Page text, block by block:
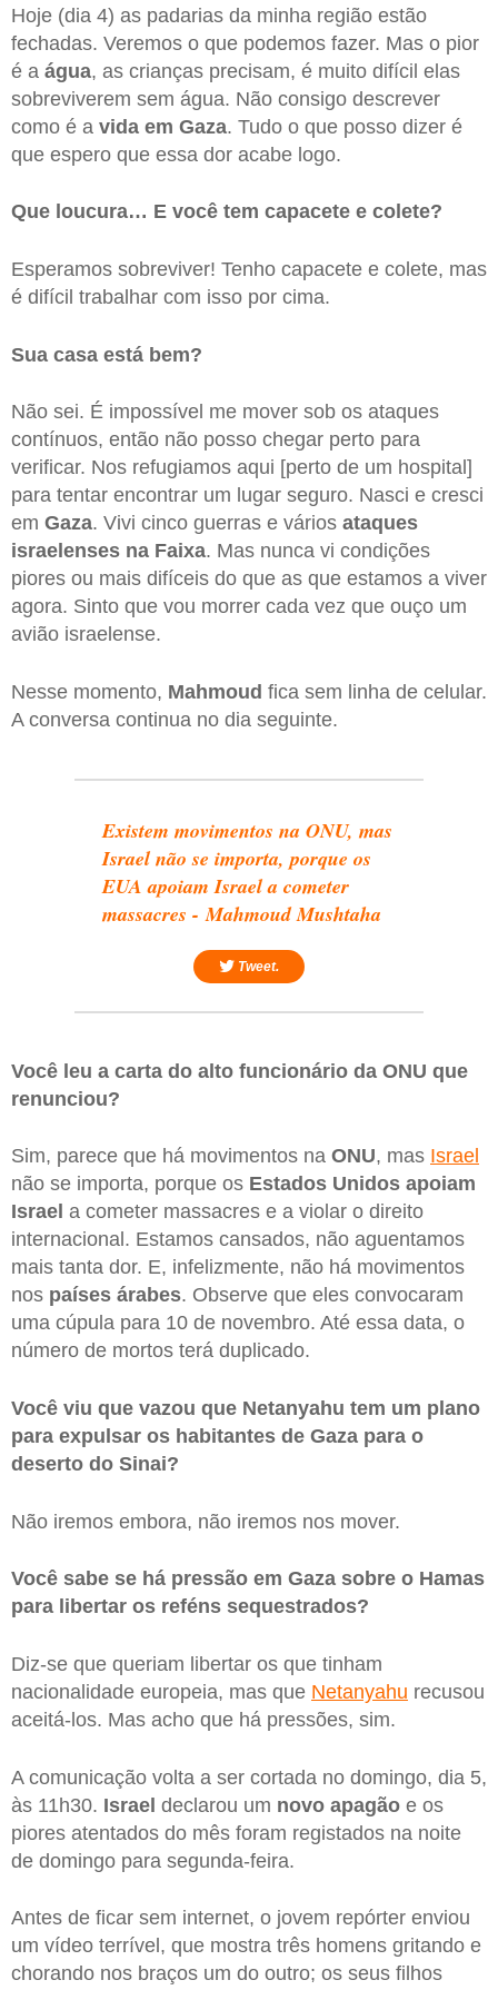
Hoje (dia 4) as padarias da minha região estão
fechadas. Veremos o que podemos fazer. Mas o pior
é a água, as crianças precisam, é muito difícil elas
sobreviverem sem água. Não consigo descrever
como é a vida em Gaza. Tudo o que posso dizer é
que espero que essa dor acabe logo.
Que loucura… E você tem capacete e colete?
Esperamos sobreviver! Tenho capacete e colete, mas
é difícil trabalhar com isso por cima.
Sua casa está bem?
Não sei. É impossível me mover sob os ataques
contínuos, então não posso chegar perto para
verificar. Nos refugiamos aqui [perto de um hospital]
para tentar encontrar um lugar seguro. Nasci e cresci
em Gaza. Vivi cinco guerras e vários ataques
israelenses na Faixa. Mas nunca vi condições
piores ou mais difíceis do que as que estamos a viver
agora. Sinto que vou morrer cada vez que ouço um
avião israelense.
Nesse momento, Mahmoud fica sem linha de celular.
A conversa continua no dia seguinte.
Existem movimentos na ONU, mas
Israel não se importa, porque os
EUA apoiam Israel a cometer
massacres - Mahmoud Mushtaha
Tweet.
Você leu a carta do alto funcionário da ONU que
renunciou?
Sim, parece que há movimentos na ONU, mas Israel
não se importa, porque os Estados Unidos apoiam
Israel a cometer massacres e a violar o direito
internacional. Estamos cansados, não aguentamos
mais tanta dor. E, infelizmente, não há movimentos
nos países árabes. Observe que eles convocaram
uma cúpula para 10 de novembro. Até essa data, o
número de mortos terá duplicado.
Você viu que vazou que Netanyahu tem um plano
para expulsar os habitantes de Gaza para o
deserto do Sinai?
Não iremos embora, não iremos nos mover.
Você sabe se há pressão em Gaza sobre o Hamas
para libertar os reféns sequestrados?
Diz-se que queriam libertar os que tinham
nacionalidade europeia, mas que Netanyahu recusou
aceitá-los. Mas acho que há pressões, sim.
A comunicação volta a ser cortada no domingo, dia 5,
às 11h30. Israel declarou um novo apagão e os
piores atentados do mês foram registados na noite
de domingo para segunda-feira.
Antes de ficar sem internet, o jovem repórter enviou
um vídeo terrível, que mostra três homens gritando e
chorando nos braços um do outro; os seus filhos